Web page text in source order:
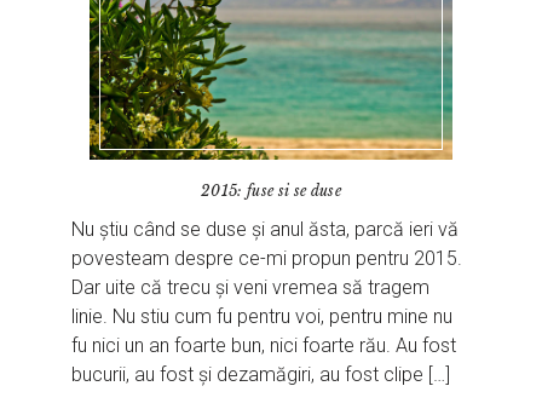
2015: fuse si se duse
Nu știu când se duse și anul ăsta, parcă ieri vă
povesteam despre ce-mi propun pentru 2015.
Dar uite că trecu și veni vremea să tragem
linie. Nu stiu cum fu pentru voi, pentru mine nu
fu nici un an foarte bun, nici foarte rău. Au fost
bucurii, au fost și dezamăgiri, au fost clipe […]